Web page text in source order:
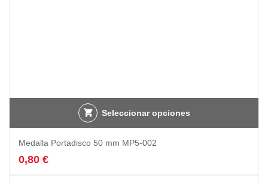
Seleccionar opciones
Medalla Portadisco 50 mm MP5-002
0,80 €